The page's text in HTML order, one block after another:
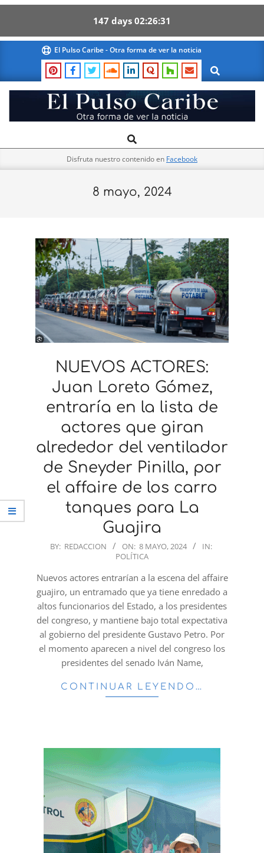
147 days 02 26 30
content
El Pulso Caribe - Otra forma de ver la noticia
Search
El
Pulso
Navigation
Search
Disfruta nuestro contenido en Facebook
8 mayo, 2024
NUEVOS ACTORES:
Juan Loreto Gómez,
entraría en la lista de
actores que giran
alrededor del ventilador
de Sneyder Pinilla, por
el affaire de los carro
tanques para La
Guajira
2024-
08
BY: REDACCION ON: 8 MAYO, 2024
IN:
POLÍTICA
Nuevos actores entrarían a la escena del affaire
guajiro, un entramado que ya tiene enredado a
altos funcionarios del Estado, a los presidentes
del congreso, y mantiene bajo total expectativa
al gobierno del presidente Gustavo Petro. Por
el momento aparecen a nivel del congreso los
presidentes del senado Iván Name,
CONTINUAR LEYENDO…